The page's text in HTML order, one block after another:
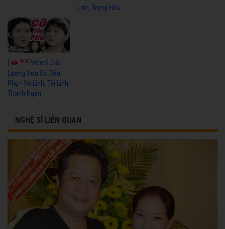
Linh, Trọng Hữu
4020 Video] Cải
Lương Xưa Cô Dâu
Phụ - Vũ Linh, Tài Linh,
Thanh Ngân
NGHỆ SĨ LIÊN QUAN